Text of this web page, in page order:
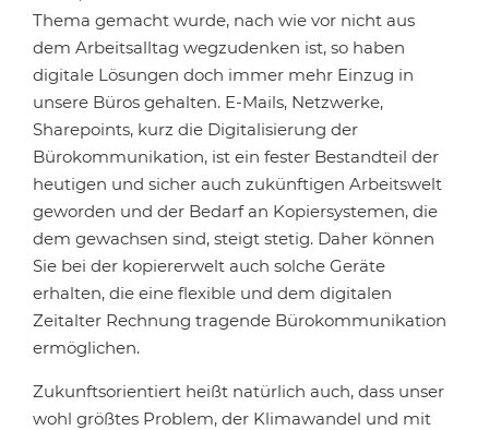
Thema gemacht wurde, nach wie vor nicht aus
dem Arbeitsalltag wegzudenken ist, so haben
digitale Lösungen doch immer mehr Einzug in
unsere Büros gehalten. E-Mails, Netzwerke,
Sharepoints, kurz die Digitalisierung der
Bürokommunikation, ist ein fester Bestandteil der
heutigen und sicher auch zukünftigen Arbeitswelt
geworden und der Bedarf an Kopiersystemen, die
dem gewachsen sind, steigt stetig. Daher können
Sie bei der kopiererwelt auch solche Geräte
erhalten, die eine flexible und dem digitalen
Zeitalter Rechnung tragende Bürokommunikation
ermöglichen.
Zukunftsorientiert heißt natürlich auch, dass unser
wohl größtes Problem, der Klimawandel und mit